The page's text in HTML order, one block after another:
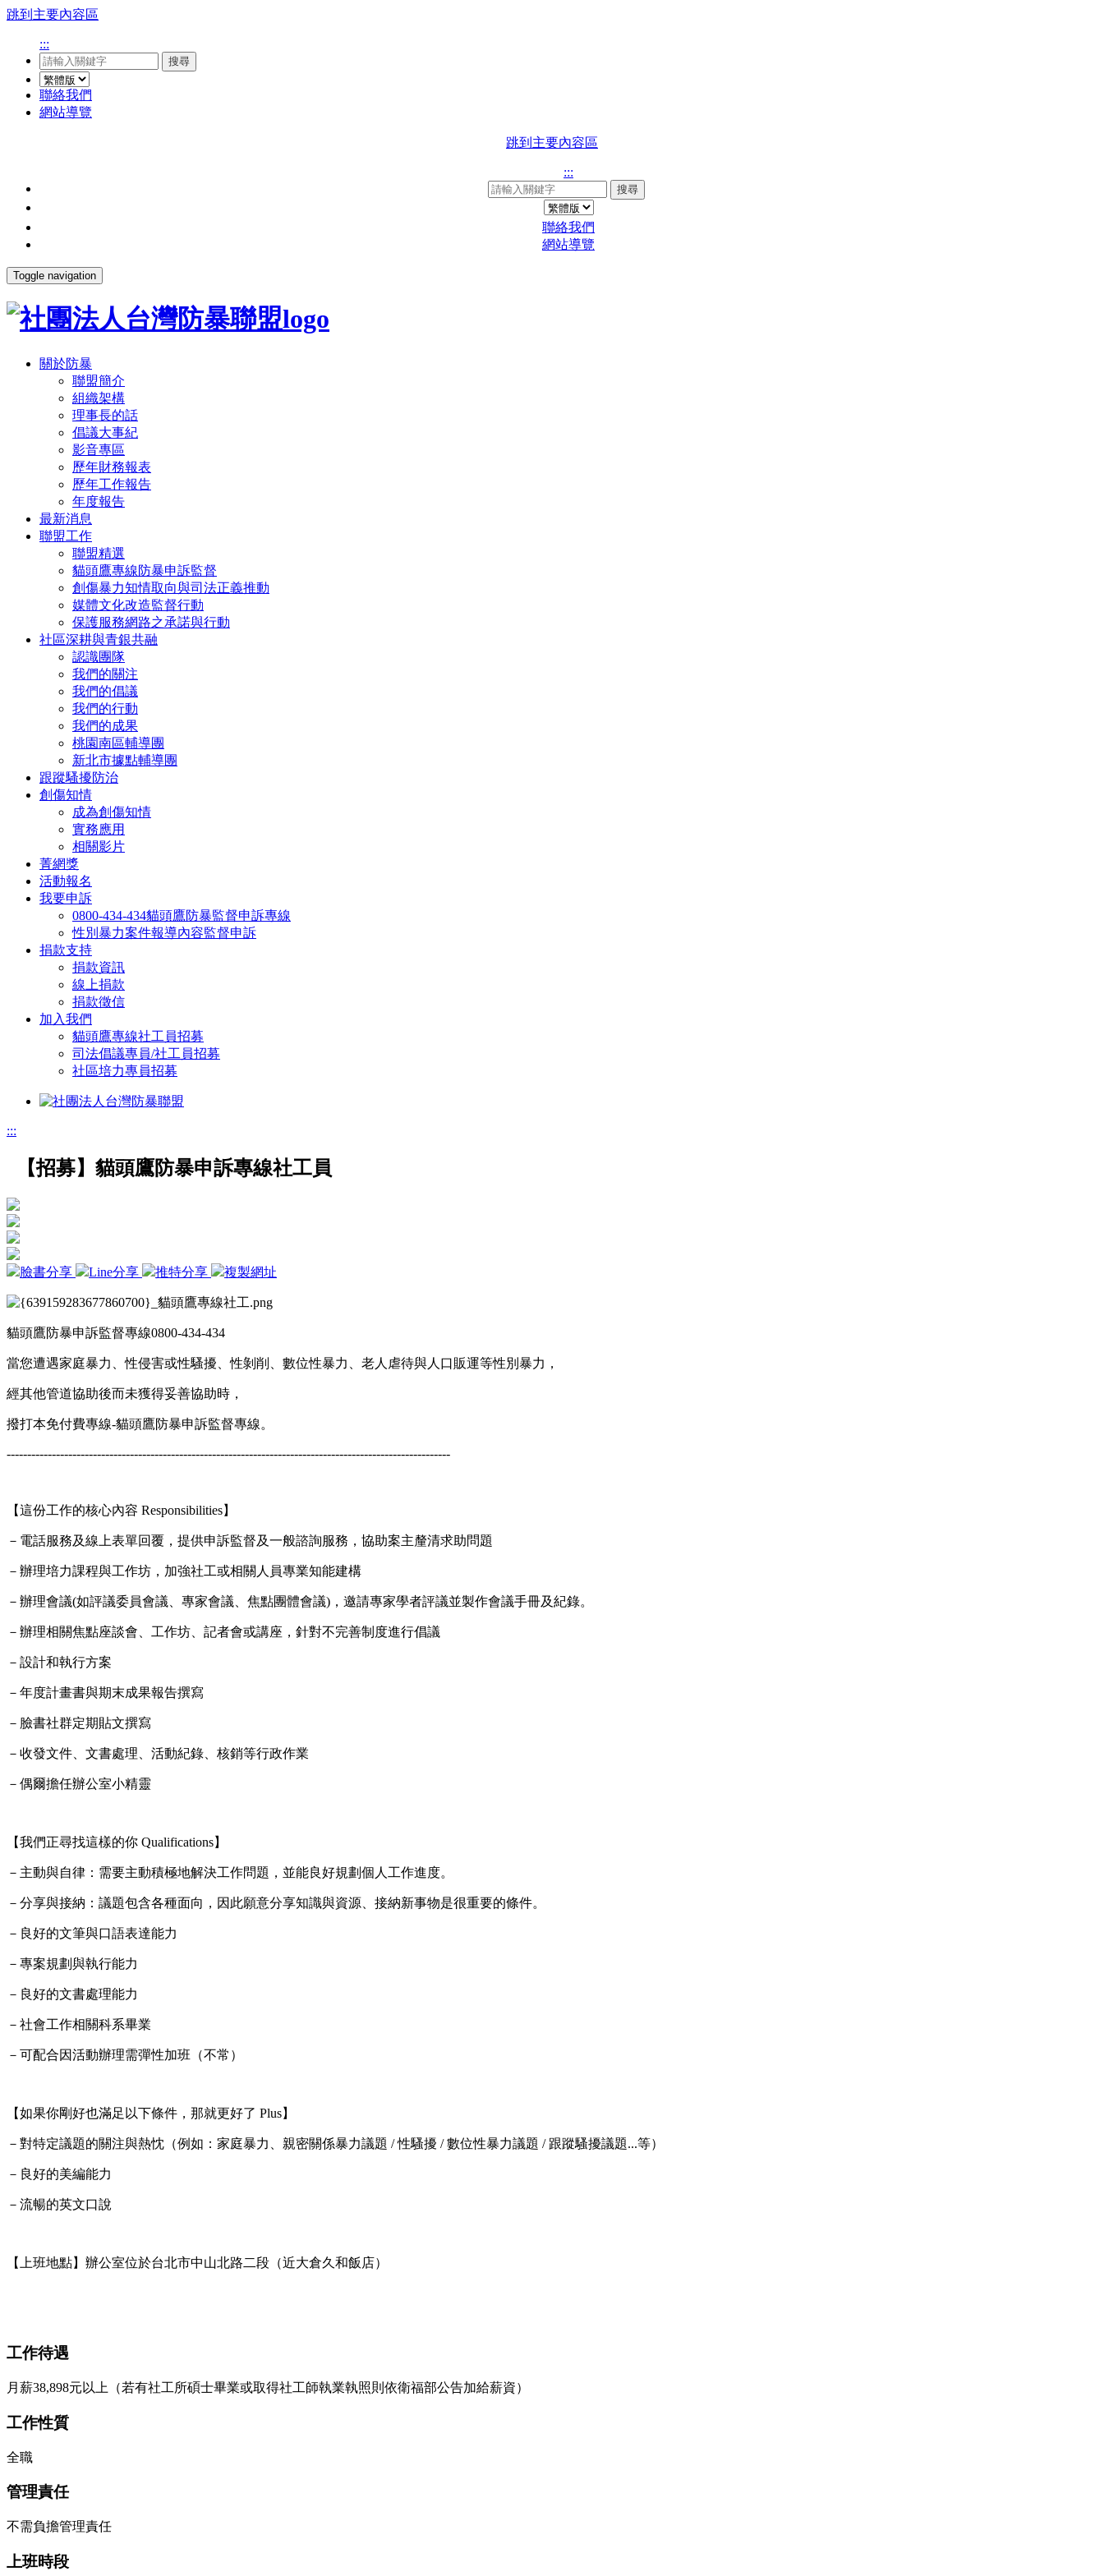
跳到主要內容區
:::
搜尋
聯絡我們
網站導覽
跳到主要內容區
:::
搜尋
聯絡我們
網站導覽
Toggle navigation
關於防暴
聯盟簡介
組織架構
理事長的話
倡議大事紀
影音專區
歷年財務報表
歷年工作報告
年度報告
最新消息
聯盟工作
聯盟精選
貓頭鷹專線防暴申訴監督
創傷暴力知情取向與司法正義推動
媒體文化改造監督行動
保護服務網路之承諾與行動
社區深耕與青銀共融
認識團隊
我們的關注
我們的倡議
我們的行動
我們的成果
桃園南區輔導團
新北市據點輔導團
跟蹤騷擾防治
創傷知情
成為創傷知情
實務應用
相關影片
菁網獎
活動報名
我要申訴
0800-434-434貓頭鷹防暴監督申訴專線
性別暴力案件報導內容監督申訴
捐款支持
捐款資訊
線上捐款
捐款徵信
加入我們
貓頭鷹專線社工員招募
司法倡議專員/社工員招募
社區培力專員招募
:::
【招募】貓頭鷹防暴申訴專線社工員
臉書分享 Line分享 推特分享 複製網址
貓頭鷹防暴申訴監督專線0800-434-434
當您遭遇家庭暴力、性侵害或性騷擾、性剝削、數位性暴力、老人虐待與人口販運等性別暴力，
經其他管道協助後而未獲得妥善協助時，
撥打本免付費專線-貓頭鷹防暴申訴監督專線。
------------------------------------------------------------------------------------------------------------
【這份工作的核心內容 Responsibilities】
－電話服務及線上表單回覆，提供申訴監督及一般諮詢服務，協助案主釐清求助問題
－辦理培力課程與工作坊，加強社工或相關人員專業知能建構
－辦理會議(如評議委員會議、專家會議、焦點團體會議)，邀請專家學者評議並製作會議手冊及紀錄。
－辦理相關焦點座談會、工作坊、記者會或講座，針對不完善制度進行倡議
－設計和執行方案
－年度計畫書與期末成果報告撰寫
－臉書社群定期貼文撰寫
－收發文件、文書處理、活動紀錄、核銷等行政作業
－偶爾擔任辦公室小精靈
【我們正尋找這樣的你 Qualifications】
－主動與自律：需要主動積極地解決工作問題，並能良好規劃個人工作進度。
－分享與接納：議題包含各種面向，因此願意分享知識與資源、接納新事物是很重要的條件。
－良好的文筆與口語表達能力
－專案規劃與執行能力
－良好的文書處理能力
－社會工作相關科系畢業
－可配合因活動辦理需彈性加班（不常）
【如果你剛好也滿足以下條件，那就更好了 Plus】
－對特定議題的關注與熱忱（例如：家庭暴力、親密關係暴力議題 / 性騷擾 / 數位性暴力議題 / 跟蹤騷擾議題...等）
－良好的美編能力
－流暢的英文口說
【上班地點】辦公室位於台北市中山北路二段（近大倉久和飯店）
工作待遇
月薪38,898元以上（若有社工所碩士畢業或取得社工師執業執照則依衛福部公告加給薪資）
工作性質
全職
管理責任
不需負擔管理責任
上班時段